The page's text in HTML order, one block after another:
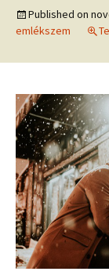
Published on
emlékszem